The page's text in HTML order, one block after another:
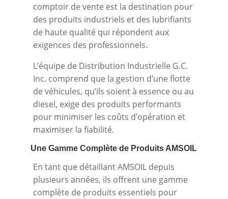
comptoir de vente est la destination pour
des produits industriels et des lubrifiants
de haute qualité qui répondent aux
exigences des professionnels.
L’équipe de Distribution Industrielle G.C.
Inc. comprend que la gestion d’une flotte
de véhicules, qu’ils soient à essence ou au
diesel, exige des produits performants
pour minimiser les coûts d’opération et
maximiser la fiabilité.
Une Gamme Complète de Produits AMSOIL
En tant que détaillant AMSOIL depuis
plusieurs années, ils offrent une gamme
complète de produits essentiels pour